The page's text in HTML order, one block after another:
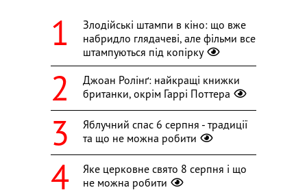
Злодійські штампи в кіно: що вже
набридло глядачеві, але фільми все
штампуються під копірку
Джоан Ролінґ: найкращі книжки
британки, окрім Гаррі Поттера
Яблучний спас 6 серпня - традиції
та що не можна робити
Яке церковне свято 8 серпня і що
не можна робити